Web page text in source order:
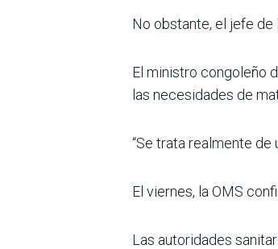
No obstante, el jefe de
El ministro congoleño
las necesidades de
“Se trata realmente de
El viernes, la OMS
Las autoridades